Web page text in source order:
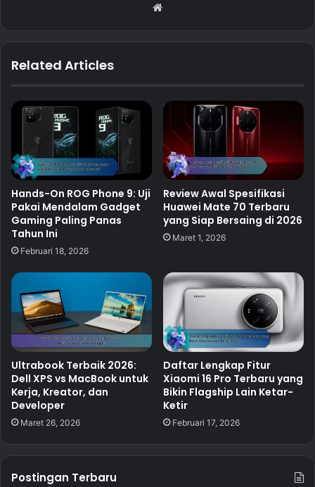
Related Articles
Hands-On ROG Phone 9: Uji
Pakai Mendalam Gadget
Gaming Paling Panas
Tahun Ini
Februari 18, 2026
Review Awal Spesifikasi
Huawei Mate 70 Terbaru
yang Siap Bersaing di 2026
Maret 1, 2026
Ultrabook Terbaik 2026:
Dell XPS vs MacBook untuk
Kerja, Kreator, dan
Developer
Maret 26, 2026
Daftar Lengkap Fitur
Xiaomi 16 Pro Terbaru yang
Bikin Flagship Lain Ketar-
Ketir
Februari 17, 2026
Postingan Terbaru